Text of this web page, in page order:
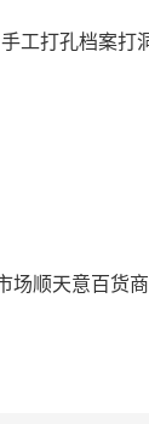
工打孔档案打
场顺天意百货